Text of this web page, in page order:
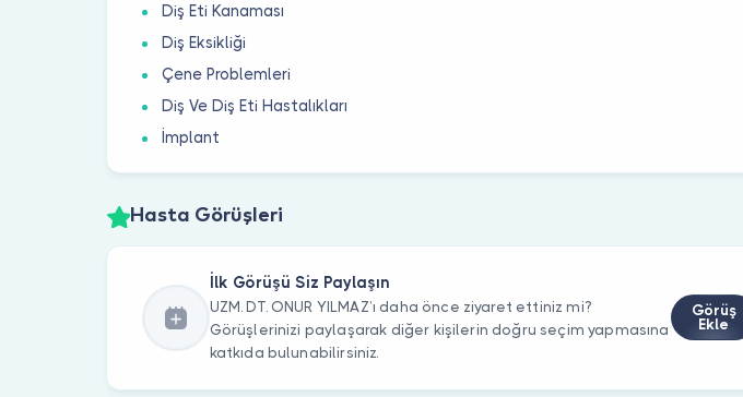
Diş Eti Kanaması
Diş Eksikliği
Çene Problemleri
Diş Ve Diş Eti Hastalıkları
İmplant
Hasta Görüşleri
İlk Görüşü Siz Paylaşın
UZM. DT. ONUR YILMAZ’ı daha önce ziyaret ettiniz mi?
Görüşlerinizi paylaşarak diğer kişilerin doğru seçim yapmasına
katkıda bulunabilirsiniz.
Görüş
Ekle